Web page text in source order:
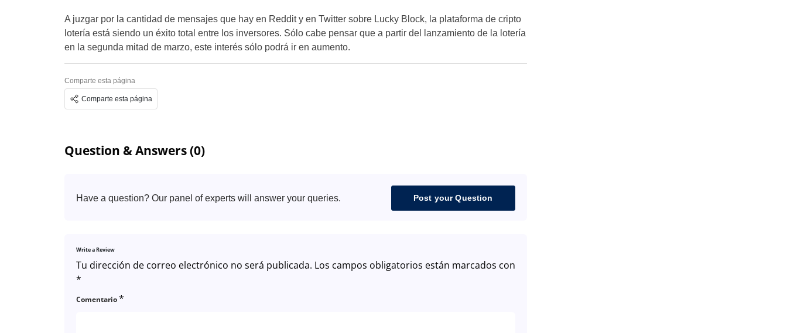
Spain
Uruguay
A juzgar por la cantidad de mensajes que hay en Reddit y en Twitter sobre Lucky Block, la plataforma de cripto
lotería está siendo un éxito total entre los inversores. Sólo cabe pensar que a partir del lanzamiento de la lotería
en la segunda mitad de marzo, este interés sólo podrá ir en aumento.
Comparte esta página
Comparte esta página
Question & Answers (0)
Have a question? Our panel of experts will answer your queries. Post your Question
Write a Review
Tu dirección de correo electrónico no será publicada. Los campos obligatorios están marcados con
*
Comentario*